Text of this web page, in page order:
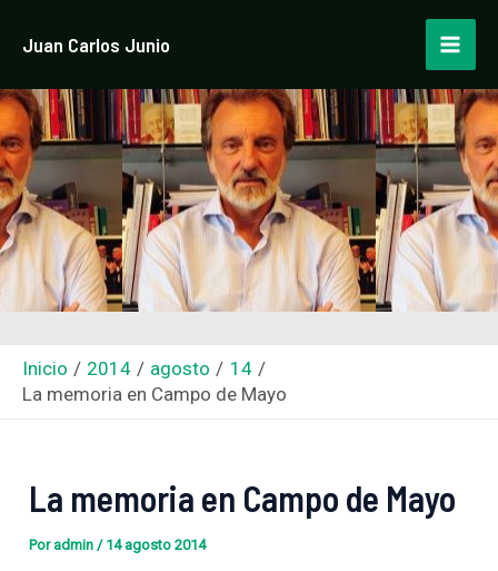
Juan Carlos Junio
Inicio 2014 agosto
14
La memoria en Campo de Mayo
La memoria en Campo de Mayo
Por admin/ 14 agosto 2014
de